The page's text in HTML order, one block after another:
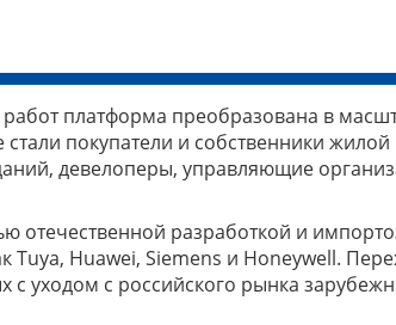
работ платформа преобразована в
стали покупатели и собственники
девелоперы, управляющие
отечественной разработкой и
Tuya, Huawei, Siemens и Honeywell.
с уходом с российского рынка